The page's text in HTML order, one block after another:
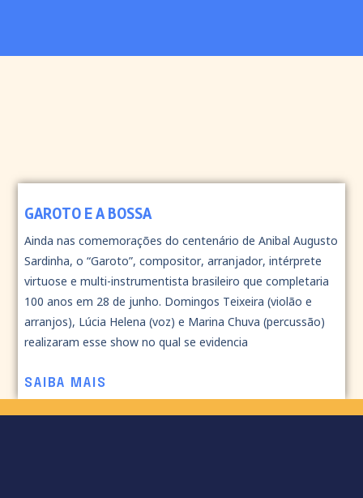
GAROTO E A BOSSA
Ainda nas comemorações do centenário de Anibal Augusto
Sardinha, o “Garoto”, compositor, arranjador, intérprete
virtuose e multi-instrumentista brasileiro que completaria
100 anos em 28 de junho. Domingos Teixeira (violão e
arranjos), Lúcia Helena (voz) e Marina Chuva (percussão)
realizaram esse show no qual se evidencia
SAIBA MAIS